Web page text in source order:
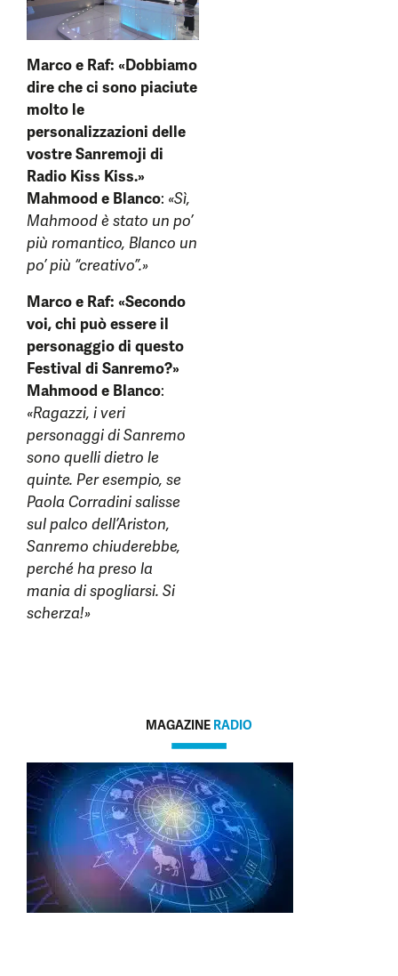
Marco e Raf: «Dobbiamo
dire che ci sono piaciute
molto le
personalizzazioni delle
vostre Sanremoji di
Radio Kiss Kiss.»
Mahmood e Blanco: «Sì,
Mahmood è stato un po’
più romantico, Blanco un
po’ più “creativo”.»
Marco e Raf: «Secondo
voi, chi può essere il
personaggio di questo
Festival di Sanremo?»
Mahmood e Blanco:
«Ragazzi, i veri
personaggi di Sanremo
sono quelli dietro le
quinte. Per esempio, se
Paola Corradini salisse
sul palco dell’Ariston,
Sanremo chiuderebbe,
perché ha preso la
mania di spogliarsi. Si
scherza!»
MAGAZINE RADIO